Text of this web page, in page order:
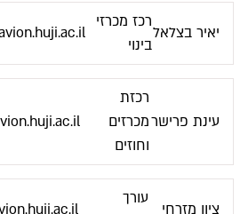
יאיר בצלאל
רכז מכרזי
בינוי
עינת פרישר
רכזת
מכרזים
וחוזים
ציון מזרחי
עורך